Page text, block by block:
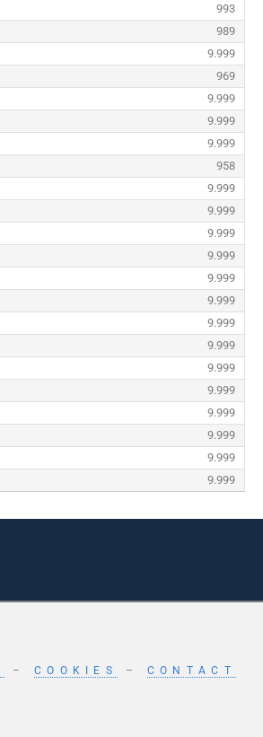
993
989
9.999
969
9.999
9.999
9.999
958
9.999
9.999
9.999
9.999
9.999
9.999
9.999
9.999
9.999
9.999
9.999
9.999
9.999
9.999
– COOKIES – CONTACT